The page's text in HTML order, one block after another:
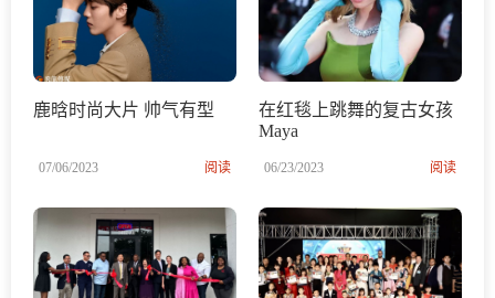
鹿晗时尚大片 帅气有型
07/06/2023 阅读
在红毯上跳舞的复古女孩
Maya
06/23/2023 阅读